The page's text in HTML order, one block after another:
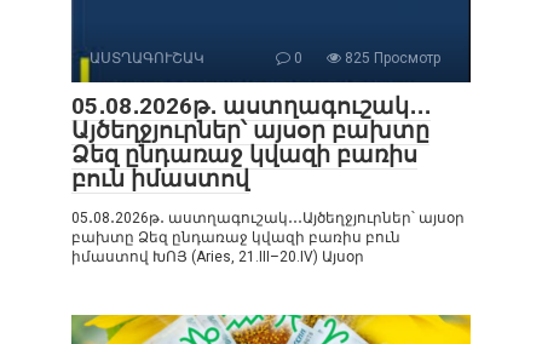
ԱՍՏՂԱԳՈՒՇԱԿ 0 825 Просмотр
05․08․2026թ․ աստղագուշակ․․․
Այծեղջյուրներ՝ այսօր բախտը
Ձեզ ընդառաջ կվազի բառիս
բուն իմաստով
05․08․2026թ․ աստղագուշակ․․․Այծեղջյուրներ՝ այսօր
բախտը Ձեզ ընդառաջ կվազի բառիս բուն
իմաստով ԽՈՅ (Aries, 21.III–20.IV) Այսօր